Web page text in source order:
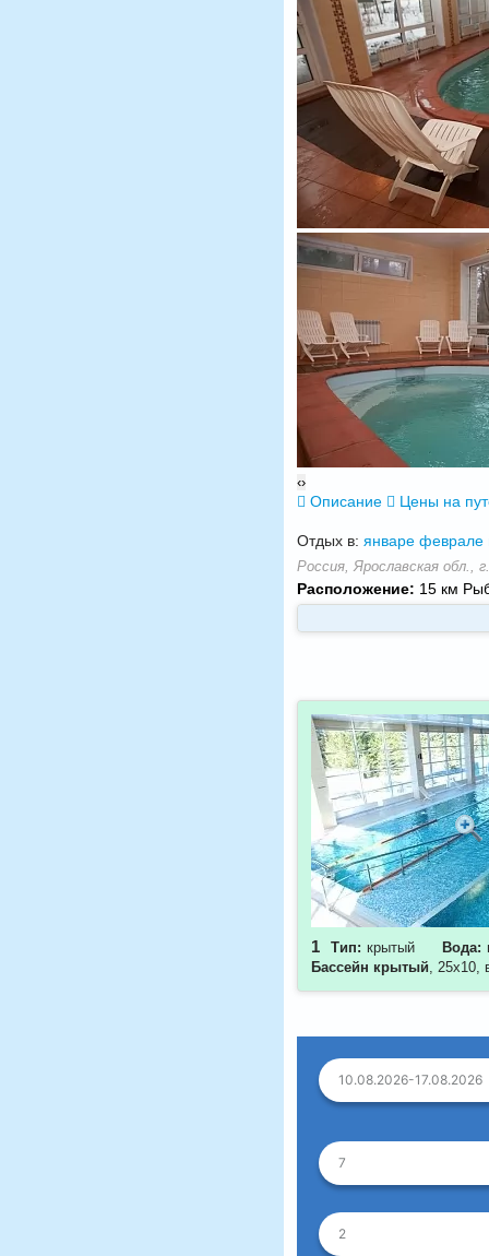
‹›
Описание Цены на
Отдых в: январе феврале
Россия, Ярославская обл.,
Расположение: 15 км
1 Тип: крытый Вода:
Бассейн крытый, 25х10,
10.08.2026-17.08.2026
7
2